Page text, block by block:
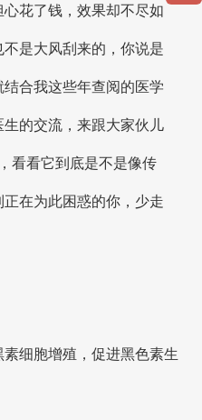
花了钱，效果却不尽如
是大风刮来的，你说是
合我这些年查阅的医学
的交流，来跟大家伙儿
看看它到底是不是像传
在为此困惑的你，少走
细胞增殖，促进黑色素生